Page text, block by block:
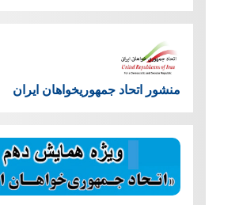
منشور اتحاد جمهوریخواهان ایران